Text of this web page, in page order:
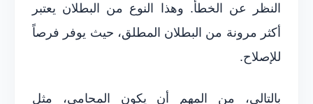
النظر عن الخطأ. وهذا النوع من البطلان يعتبر
أكثر مرونة من البطلان المطلق، حيث يوفر فرصاً
للإصلاح.
بالتالي، من المهم أن يكون المحامي، مثل